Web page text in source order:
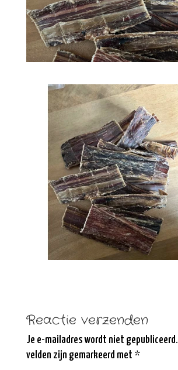
Reactie verzenden
Je e-mailadres wordt niet gepubliceerd.
velden zijn gemarkeerd met *